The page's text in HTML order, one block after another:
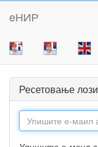
eНИР
Ресетовање